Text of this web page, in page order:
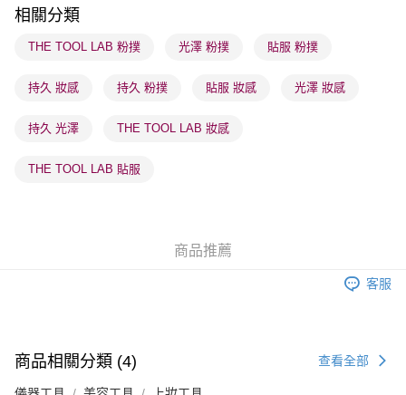
順豐站及營業點 - 確認發貨後1-3個工作天送達
物流公司進行物流配送
取。逾期會取消訂單，並不會安排重寄
取。逾期會取消訂單，並不會安排重寄
相關分類
THE TOOL LAB 粉撲 光澤 粉撲 貼服 粉撲
持久 妝感 持久 粉撲 貼服 妝感 光澤 妝感
持久 光澤 THE TOOL LAB 妝感
THE TOOL LAB 貼服
商品推薦
客服
商品相關分類 (4) 查看全部